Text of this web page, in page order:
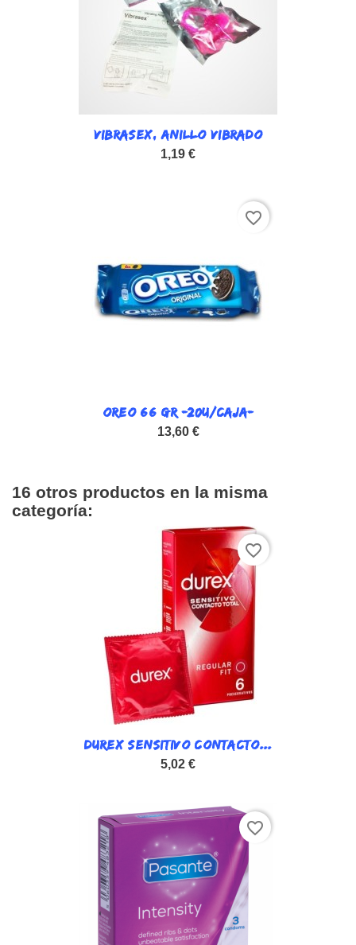
VIBRASEX, ANILLO VIBRADO
1,19 €
OREO 66 GR -20U/CAJA-
13,60 €
favorite_border
16 otros productos en la misma
categoría:
DUREX SENSITIVO CONTACTO...
5,02 €
favorite_border
favorite_border